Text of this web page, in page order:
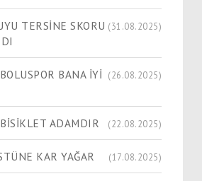
TERSİNE SKORU (31.08.2025)
BANA İYİ
(26.08.2025)
ADAMDIR (22.08.2025)
KAR YAĞAR (17.08.2025)